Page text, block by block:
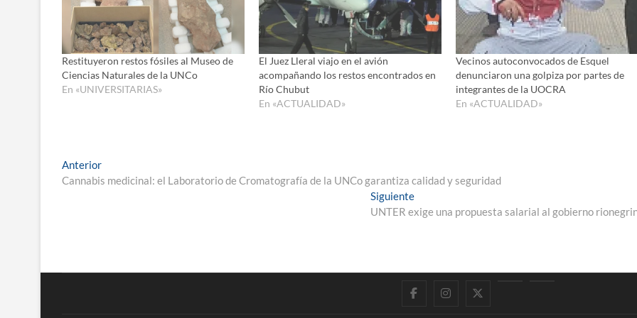
el
Restituyeron restos fósiles al Museo de
Ciencias Naturales de la UNCo
En «UNIVERSITARIAS»
El Juez Lleral viajo en el avión
acompañando los restos encontrados en
Río Chubut
En «ACTUALIDAD»
Vecinos autoconvocados de Esquel
denunciaron una golpiza por partes de
integrantes de la UOCRA
En «ACTUALIDAD»
Navegación
de
AnteriorEntrada
anterior:
Cannabis medicinal: el Laboratorio de Cromatografía de la UNCo garantiza calidad y seguridad
SiguienteEntrada
siguiente:
UNTER exige una propuesta salarial al gobierno
FacebookInstagram